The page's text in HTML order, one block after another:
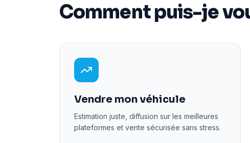
Comment puis-je
Vendre mon véhicule
Estimation juste, diffusion sur les meilleures
plateformes et vente sécurisée sans stress.